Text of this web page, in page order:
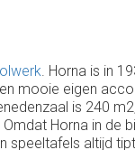
. Horna is in
mooie eigen
is 240
Horna in de
speeltafels altijd